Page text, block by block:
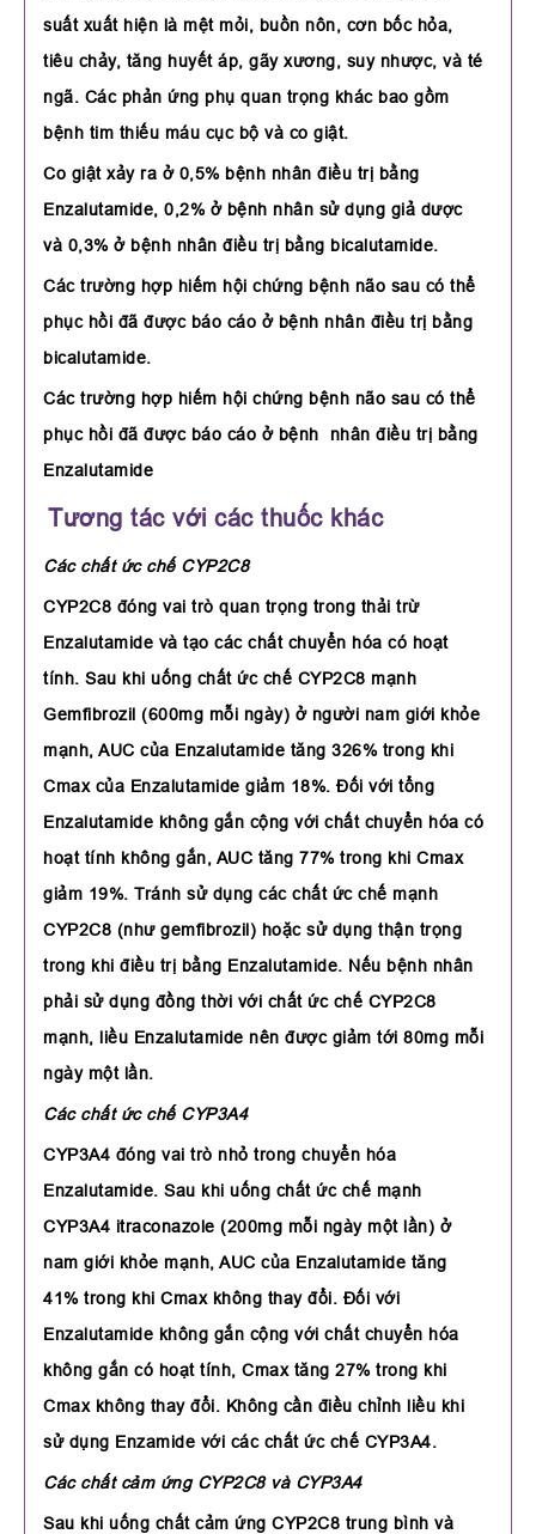
suất xuất hiện là mệt mỏi, buồn nôn, cơn bốc hỏa,
tiêu chảy, tăng huyết áp, gãy xương, suy nhược, và té
ngã. Các phản ứng phụ quan trọng khác bao gồm
bệnh tim thiếu máu cục bộ và co giật.
Co giật xảy ra ở 0,5% bệnh nhân điều trị bằng
Enzalutamide, 0,2% ở bệnh nhân sử dụng giả dược
và 0,3% ở bệnh nhân điều trị bằng bicalutamide.
Các trường hợp hiếm hội chứng bệnh não sau có thể
phục hồi đã được báo cáo ở bệnh nhân điều trị bằng
bicalutamide.
Các trường hợp hiếm hội chứng bệnh não sau có thể
phục hồi đã được báo cáo ở bệnh nhân điều trị bằng
Enzalutamide
Tương tác với các thuốc khác
Các chất ức chế CYP2C8
CYP2C8 đóng vai trò quan trọng trong thải trừ
Enzalutamide và tạo các chất chuyển hóa có hoạt
tính. Sau khi uống chất ức chế CYP2C8 mạnh
Gemfibrozil (600mg mỗi ngày) ở người nam giới khỏe
mạnh, AUC của Enzalutamide tăng 326% trong khi
Cmax của Enzalutamide giảm 18%. Đối với tổng
Enzalutamide không gắn cộng với chất chuyển hóa có
hoạt tính không gắn, AUC tăng 77% trong khi Cmax
giảm 19%. Tránh sử dụng các chất ức chế mạnh
CYP2C8 (như gemfibrozil) hoặc sử dụng thận trọng
trong khi điều trị bằng Enzalutamide. Nếu bệnh nhân
phải sử dụng đồng thời với chất ức chế CYP2C8
mạnh, liều Enzalutamide nên được giảm tới 80mg mỗi
ngày một lần.
Các chất ức chế CYP3A4
CYP3A4 đóng vai trò nhỏ trong chuyển hóa
Enzalutamide. Sau khi uống chất ức chế mạnh
CYP3A4 itraconazole (200mg mỗi ngày một lần) ở
nam giới khỏe mạnh, AUC của Enzalutamide tăng
41% trong khi Cmax không thay đổi. Đối với
Enzalutamide không gắn cộng với chất chuyển hóa
không gắn có hoạt tính, Cmax tăng 27% trong khi
Cmax không thay đổi. Không cần điều chỉnh liều khi
sử dụng Enzamide với các chất ức chế CYP3A4.
Các chất cảm ứng CYP2C8 và CYP3A4
Sau khi uống chất cảm ứng CYP2C8 trung bình và